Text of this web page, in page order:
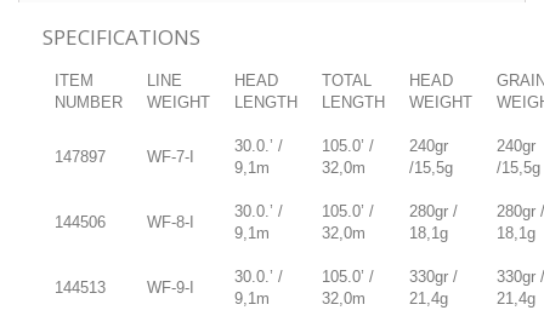
SPECIFICATIONS
ITEM
NUMBER
LINE
WEIGHT
HEAD
LENGTH
TOTAL
LENGTH
HEAD
WEIGHT
147897 WF-7-I
30.0.’ /
9,1m
105.0’ /
32,0m
240gr
/15,5g
240gr
/15,5g
144506 WF-8-I
30.0.’ /
9,1m
105.0’ /
32,0m
280gr /
18,1g
280gr /
18,1g
144513 WF-9-I
30.0.’ /
9,1m
105.0’ /
32,0m
330gr /
21,4g
330gr /
21,4g